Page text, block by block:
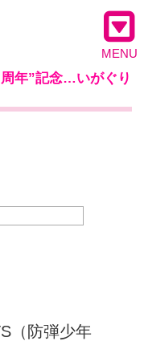
MENU
年”記念…いがぐり
（防弾少年